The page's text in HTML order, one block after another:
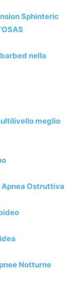
Sphinteric
nella
meglio
Ostruttiva
Notturne